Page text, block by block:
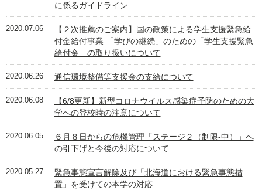
に係るガイドライン
2020.07.06
【２次推薦のご案内】国の政策による学生支援緊急給
付金給付事業 「学びの継続」のための「学生支援緊急
給付金」の取り扱いについて
2020.06.26 通信環境整備等支援金の支給について
2020.06.08
【6/8更新】新型コロナウイルス感染症予防のための大
学への登校時の注意について
2020.06.05
６月８日からの危機管理「ステージ２（制限-中）」へ
の引下げと今後の対応について
2020.05.27
緊急事態宣言解除及び「北海道における緊急事態措
置」を受けての本学の対応